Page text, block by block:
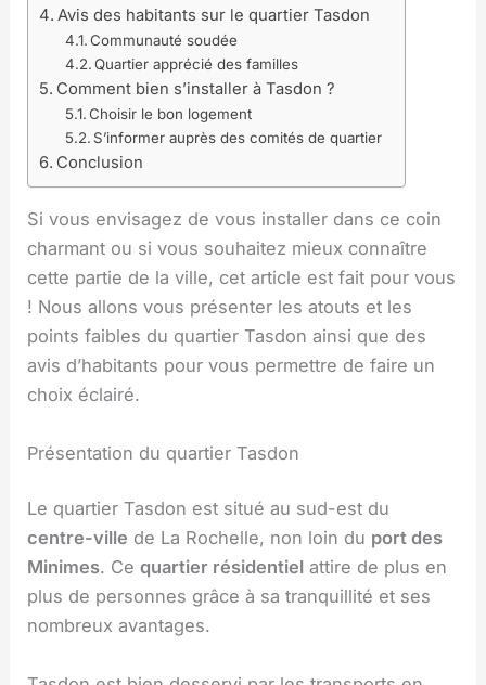
Avis des habitants sur le quartier Tasdon
Communauté soudée
Quartier apprécié des familles
Comment bien s’installer à Tasdon ?
Choisir le bon logement
S’informer auprès des comités de quartier
Conclusion
Si vous envisagez de vous installer dans ce coin
charmant ou si vous souhaitez mieux connaître
cette partie de la ville, cet article est fait pour vous
! Nous allons vous présenter les atouts et les
points faibles du quartier Tasdon ainsi que des
avis d’habitants pour vous permettre de faire un
choix éclairé.
Présentation du quartier Tasdon
Le quartier Tasdon est situé au sud-est du
centre-ville de La Rochelle, non loin du port des
Minimes. Cequartier résidentiel attire de plus en
plus de personnes grâce à sa tranquillité et ses
nombreux avantages.